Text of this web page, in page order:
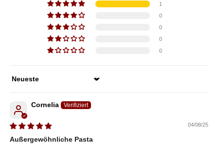
1
0
0
0
0
Sort by
Cornelia
04/08/25
Außergewöhnliche Pasta